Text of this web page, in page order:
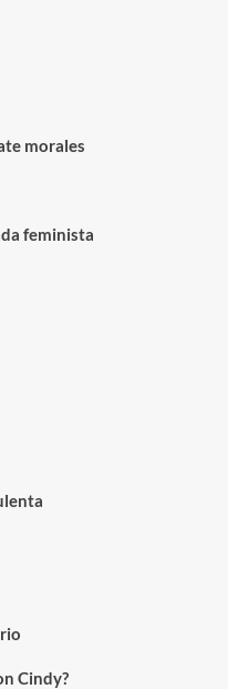
morales
feminista
Cindy?